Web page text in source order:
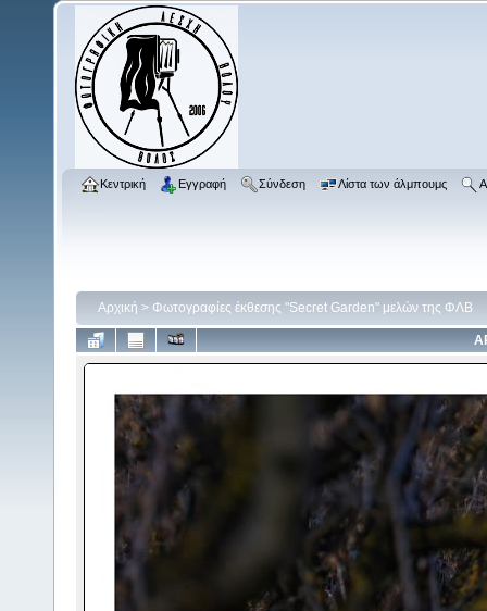
Κεντρική Εγγραφή Σύνδεση Λίστα των άλμπουμς
Αρχική > Φωτογραφίες έκθεσης "Secret Garden" μελών της ΦΛΒ